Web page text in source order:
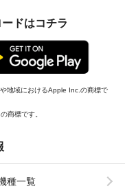
ドはコチラ
地域におけるApple Inc.の商標で
商標です。
種一覧